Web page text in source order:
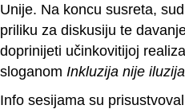
Unije. Na koncu susreta,
priliku za diskusiju te
doprinijeti učinkovitijoj
sloganom Inkluzija nije iluzija
Info sesijama su